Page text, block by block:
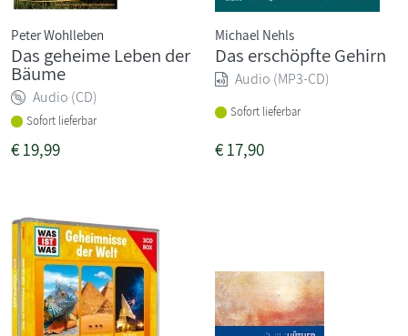
Peter Wohlleben
Das geheime Leben der
Bäume
Audio (CD)
Sofort lieferbar
€19,99
Michael Nehls
Das erschöpfte Gehirn
Audio (MP3-CD)
Sofort lieferbar
€17,90